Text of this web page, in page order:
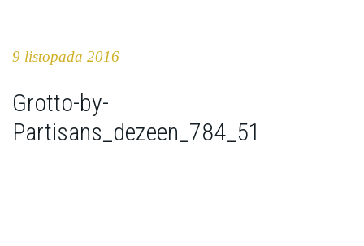
9 listopada 2016
Grotto-by-
Partisans_dezeen_784_51